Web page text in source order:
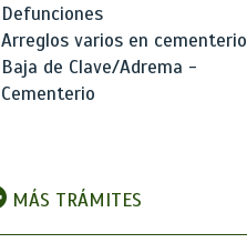
Defunciones
Arreglos varios en cementerio
Baja de Clave/Adrema -
Cementerio
MÁS TRÁMITES